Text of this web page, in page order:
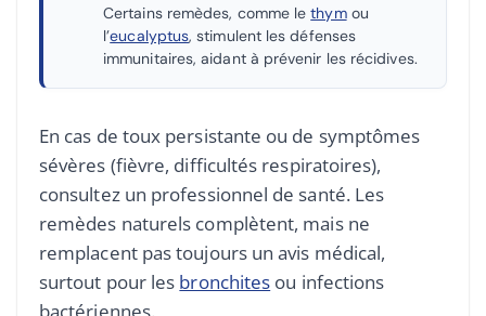
Certains remèdes, comme lethymou
l’eucalyptus, stimulent les défenses
immunitaires, aidant à prévenir les récidives.
En cas de toux persistante ou de symptômes
sévères (fièvre, difficultés respiratoires),
consultez un professionnel de santé. Les
remèdes naturels complètent, mais ne
remplacent pas toujours un avis médical,
surtout pour les bronchites ou infections